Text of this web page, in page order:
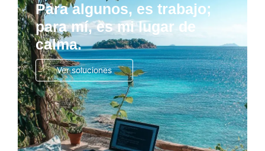
Para algunos, es trabajo;
para mí, es mi lugar de
calma.
Ver soluciones